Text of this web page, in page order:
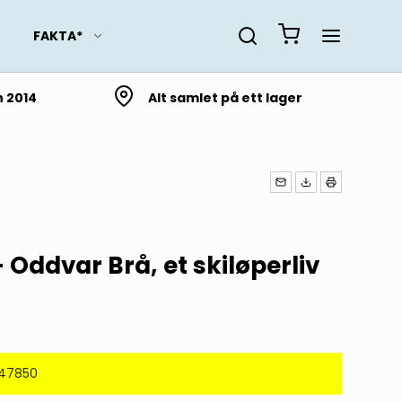
Nordland
Romsdal
FAKTA*
Alt samlet på ett lager
Oddvar Brå, et skiløperliv